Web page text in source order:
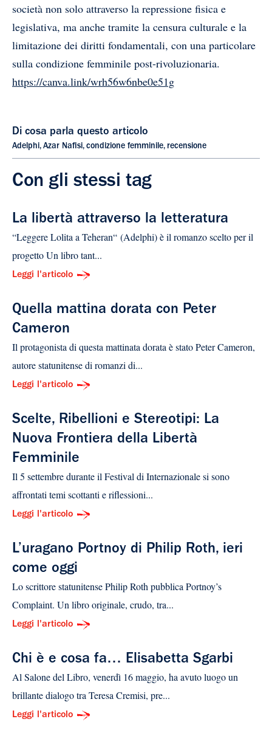
società non solo attraverso la repressione fisica e
legislativa, ma anche tramite la censura culturale e la
limitazione dei diritti fondamentali, con una particolare
sulla condizione femminile post-rivoluzionaria.
https://canva.link/wrh56w6nbe0e51g
Di cosa parla questo articolo
Adelphi, Azar Nafisi, condizione femminile, recensione
Con gli stessi tag
La libertà attraverso la letteratura
“Leggere Lolita a Teheran“ (Adelphi) è il romanzo scelto per il
progetto Un libro tant...
Leggi l'articolo
Quella mattina dorata con Peter
Cameron
Il protagonista di questa mattinata dorata è stato Peter Cameron,
autore statunitense di romanzi di...
Leggi l'articolo
Scelte, Ribellioni e Stereotipi: La
Nuova Frontiera della Libertà
Femminile
Il 5 settembre durante il Festival di Internazionale si sono
affrontati temi scottanti e riflessioni...
Leggi l'articolo
L’uragano Portnoy di Philip Roth, ieri
come oggi
Lo scrittore statunitense Philip Roth pubblica Portnoy’s
Complaint. Un libro originale, crudo, tra...
Leggi l'articolo
Chi è e cosa fa… Elisabetta Sgarbi
Al Salone del Libro, venerdì 16 maggio, ha avuto luogo un
brillante dialogo tra Teresa Cremisi, pre...
Leggi l'articolo